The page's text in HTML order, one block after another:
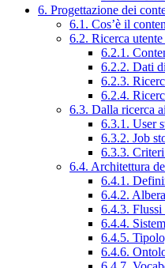
6. Progettazione dei
6.1. Cos’è il
6.2. Ricerca
6.2.1.
6.2.2. Dati
6.2.3.
6.2.4.
6.3. Dalla ricerca
6.3.1. User
6.3.2. Job
6.3.3.
6.4. Architettura
6.4.1.
6.4.2.
6.4.3.
6.4.4.
6.4.5.
6.4.6.